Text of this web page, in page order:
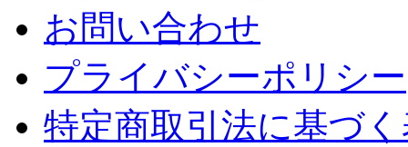
お問い合わせ
プライバシーポリシー
特定商取引法に基づ